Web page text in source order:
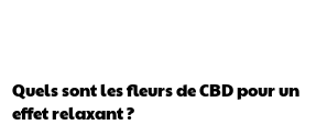
Quels sont les fleurs de CBD pour un
effet relaxant ?